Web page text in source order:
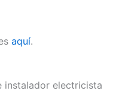
aquí.
instalador electricista